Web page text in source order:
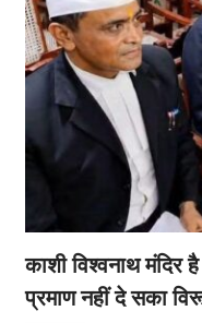
काशी विश्वनाथ मंदिर
प्रमाण नहीं दे सका